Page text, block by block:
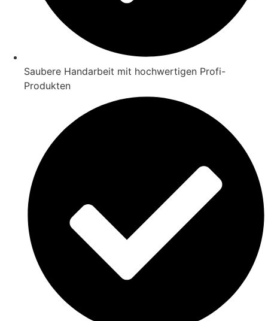
Saubere Handarbeit mit hochwertigen Profi-
Produkten